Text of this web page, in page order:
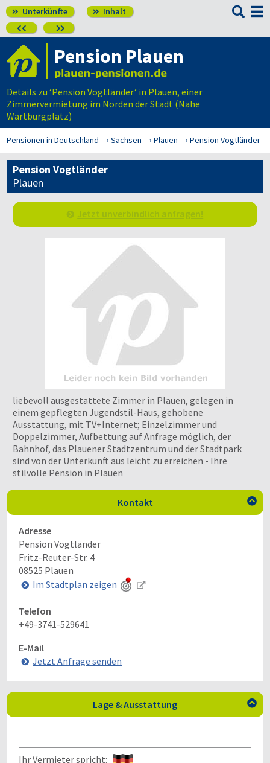
 Unterkünfte  Inhalt
 

Pension Plauen
Details zu ‘Pension Vogtländer‘ in Plauen, einer
Zimmervermietung im Norden der Stadt (Nähe
Wartburgplatz)
Pensionen in Deutschland Sachsen Plauen Pension Vogtländer
Pension Vogtländer
Plauen
Jetzt unverbindlich anfragen!
liebevoll ausgestattete Zimmer in Plauen, gelegen in
einem gepflegten Jugendstil-Haus, gehobene
Ausstattung, mit TV+Internet; Einzelzimmer und
Doppelzimmer, Aufbettung auf Anfrage möglich, der
Bahnhof, das Plauener Stadtzentrum und der Stadtpark
sind von der Unterkunft aus leicht zu erreichen - Ihre
stilvolle Pension in Plauen
Kontakt 
Adresse
Pension Vogtländer
Fritz-Reuter-Str. 4
08525 Plauen
Im Stadtplan zeigen
Telefon
+49-3741-529641
E-Mail
Jetzt Anfrage senden
Lage & Ausstattung 
Ihr Vermieter spricht: